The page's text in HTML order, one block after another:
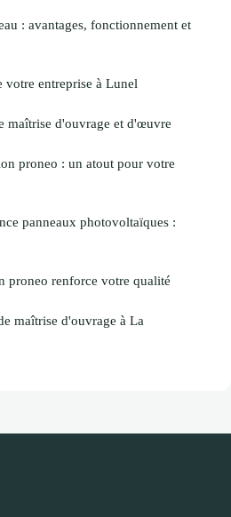
: avantages, fonctionnement et
votre entreprise à Lunel
maîtrise d'ouvrage et d'œuvre
proneo : un atout pour votre
panneaux photovoltaïques :
proneo renforce votre qualité
maîtrise d'ouvrage à La